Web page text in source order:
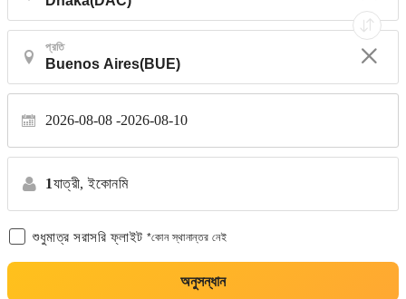
প্রতি
2026-08-08 2026-08-10
1যাত্রী, ইকোনমি
শুধুমাত্র সরাসরি ফ্লাইট *কোন স্থানান্তর নেই
অনুসন্ধান